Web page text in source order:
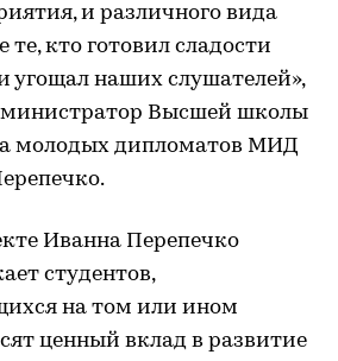
и различного вида
кто готовил сладости
угощал наших слушателей»,
Высшей школы
молодых дипломатов МИД
Иванна Перепечко
студентов,
на том или ином
ценный вклад в развитие